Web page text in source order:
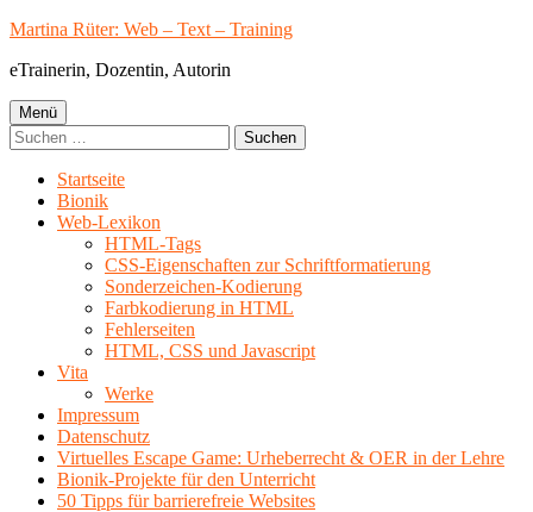
Springe
Inhalt
Martina Rüter: Web – Text – Training
eTrainerin, Dozentin, Autorin
Primäres
Menü
Menü
Suchen
nach:
Startseite
Bionik
Web-Lexikon
HTML-Tags
CSS-Eigenschaften zur Schriftformatierung
Sonderzeichen-Kodierung
Farbkodierung in HTML
Fehlerseiten
HTML, CSS und Javascript
Vita
Werke
Impressum
Datenschutz
Virtuelles Escape Game: Urheberrecht & OER in der Lehre
Bionik-Projekte für den Unterricht
50 Tipps für barrierefreie Websites